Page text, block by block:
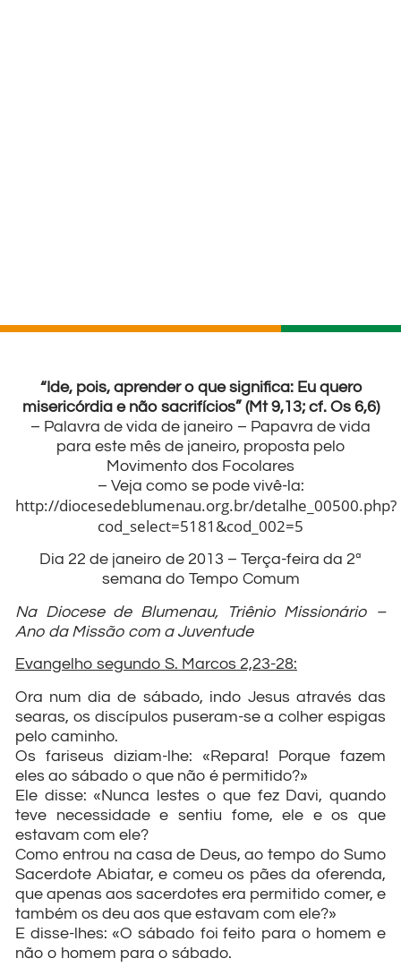
“Ide, pois, aprender o que significa: Eu quero
misericórdia e não sacrifícios” (Mt 9,13; cf. Os 6,6)
– Palavra de vida de janeiro – Papavra de vida
para este mês de janeiro, proposta pelo
Movimento dos Focolares
– Veja como se pode vivê-la:
http://diocesedeblumenau.org.br/detalhe_00500.php?
cod_select=5181&cod_002=5
Dia 22 de janeiro de 2013 – Terça-feira da 2ª
semana do Tempo Comum
Na Diocese de Blumenau, Triênio Missionário –
Ano da Missão com a Juventude
Evangelho segundo S. Marcos 2,23-28:
Ora num dia de sábado, indo Jesus através das
searas, os discípulos puseram-se a colher espigas
pelo caminho.
Os fariseus diziam-lhe: «Repara! Porque fazem
eles ao sábado o que não é permitido?»
Ele disse: «Nunca lestes o que fez Davi, quando
teve necessidade e sentiu fome, ele e os que
estavam com ele?
Como entrou na casa de Deus, ao tempo do Sumo
Sacerdote Abiatar, e comeu os pães da oferenda,
que apenas aos sacerdotes era permitido comer, e
também os deu aos que estavam com ele?»
E disse-lhes: «O sábado foi feito para o homem e
não o homem para o sábado.